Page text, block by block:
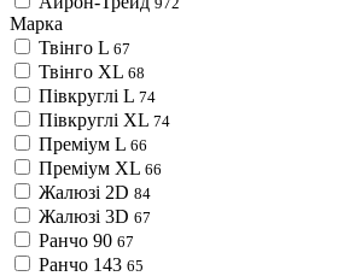
Марка
Твінго L 67
Твінго XL 68
Півкруглі L 74
Півкруглі XL 74
Преміум L 66
Преміум XL 66
Жалюзі 2D 84
Жалюзі 3D 67
Ранчо 90 67
Ранчо 143 65